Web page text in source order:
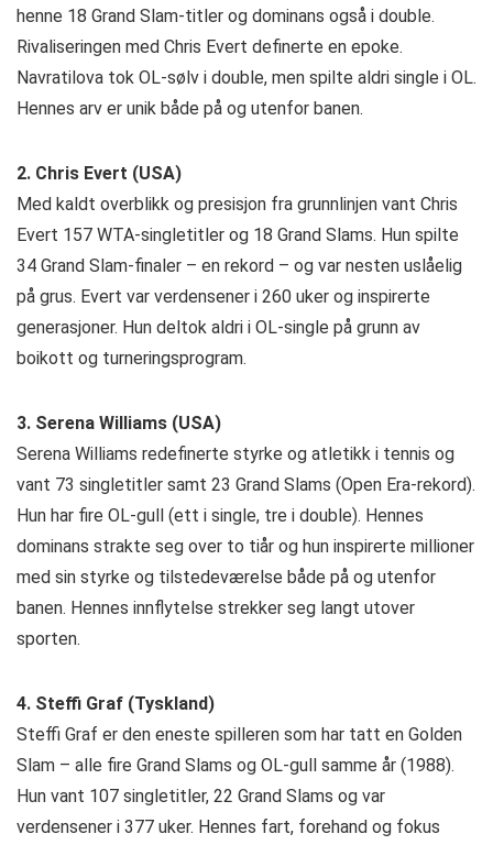
henne 18 Grand Slam-titler og dominans også i double.
Rivaliseringen med Chris Evert definerte en epoke.
Navratilova tok OL-sølv i double, men spilte aldri single i OL.
Hennes arv er unik både på og utenfor banen.
2. Chris Evert (USA)
Med kaldt overblikk og presisjon fra grunnlinjen vant Chris
Evert 157 WTA-singletitler og 18 Grand Slams. Hun spilte
34 Grand Slam-finaler – en rekord – og var nesten uslåelig
på grus. Evert var verdensener i 260 uker og inspirerte
generasjoner. Hun deltok aldri i OL-single på grunn av
boikott og turneringsprogram.
3. Serena Williams (USA)
Serena Williams redefinerte styrke og atletikk i tennis og
vant 73 singletitler samt 23 Grand Slams (Open Era-rekord).
Hun har fire OL-gull (ett i single, tre i double). Hennes
dominans strakte seg over to tiår og hun inspirerte millioner
med sin styrke og tilstedeværelse både på og utenfor
banen. Hennes innflytelse strekker seg langt utover
sporten.
4. Steffi Graf (Tyskland)
Steffi Graf er den eneste spilleren som har tatt en Golden
Slam – alle fire Grand Slams og OL-gull samme år (1988).
Hun vant 107 singletitler, 22 Grand Slams og var
verdensener i 377 uker. Hennes fart, forehand og fokus